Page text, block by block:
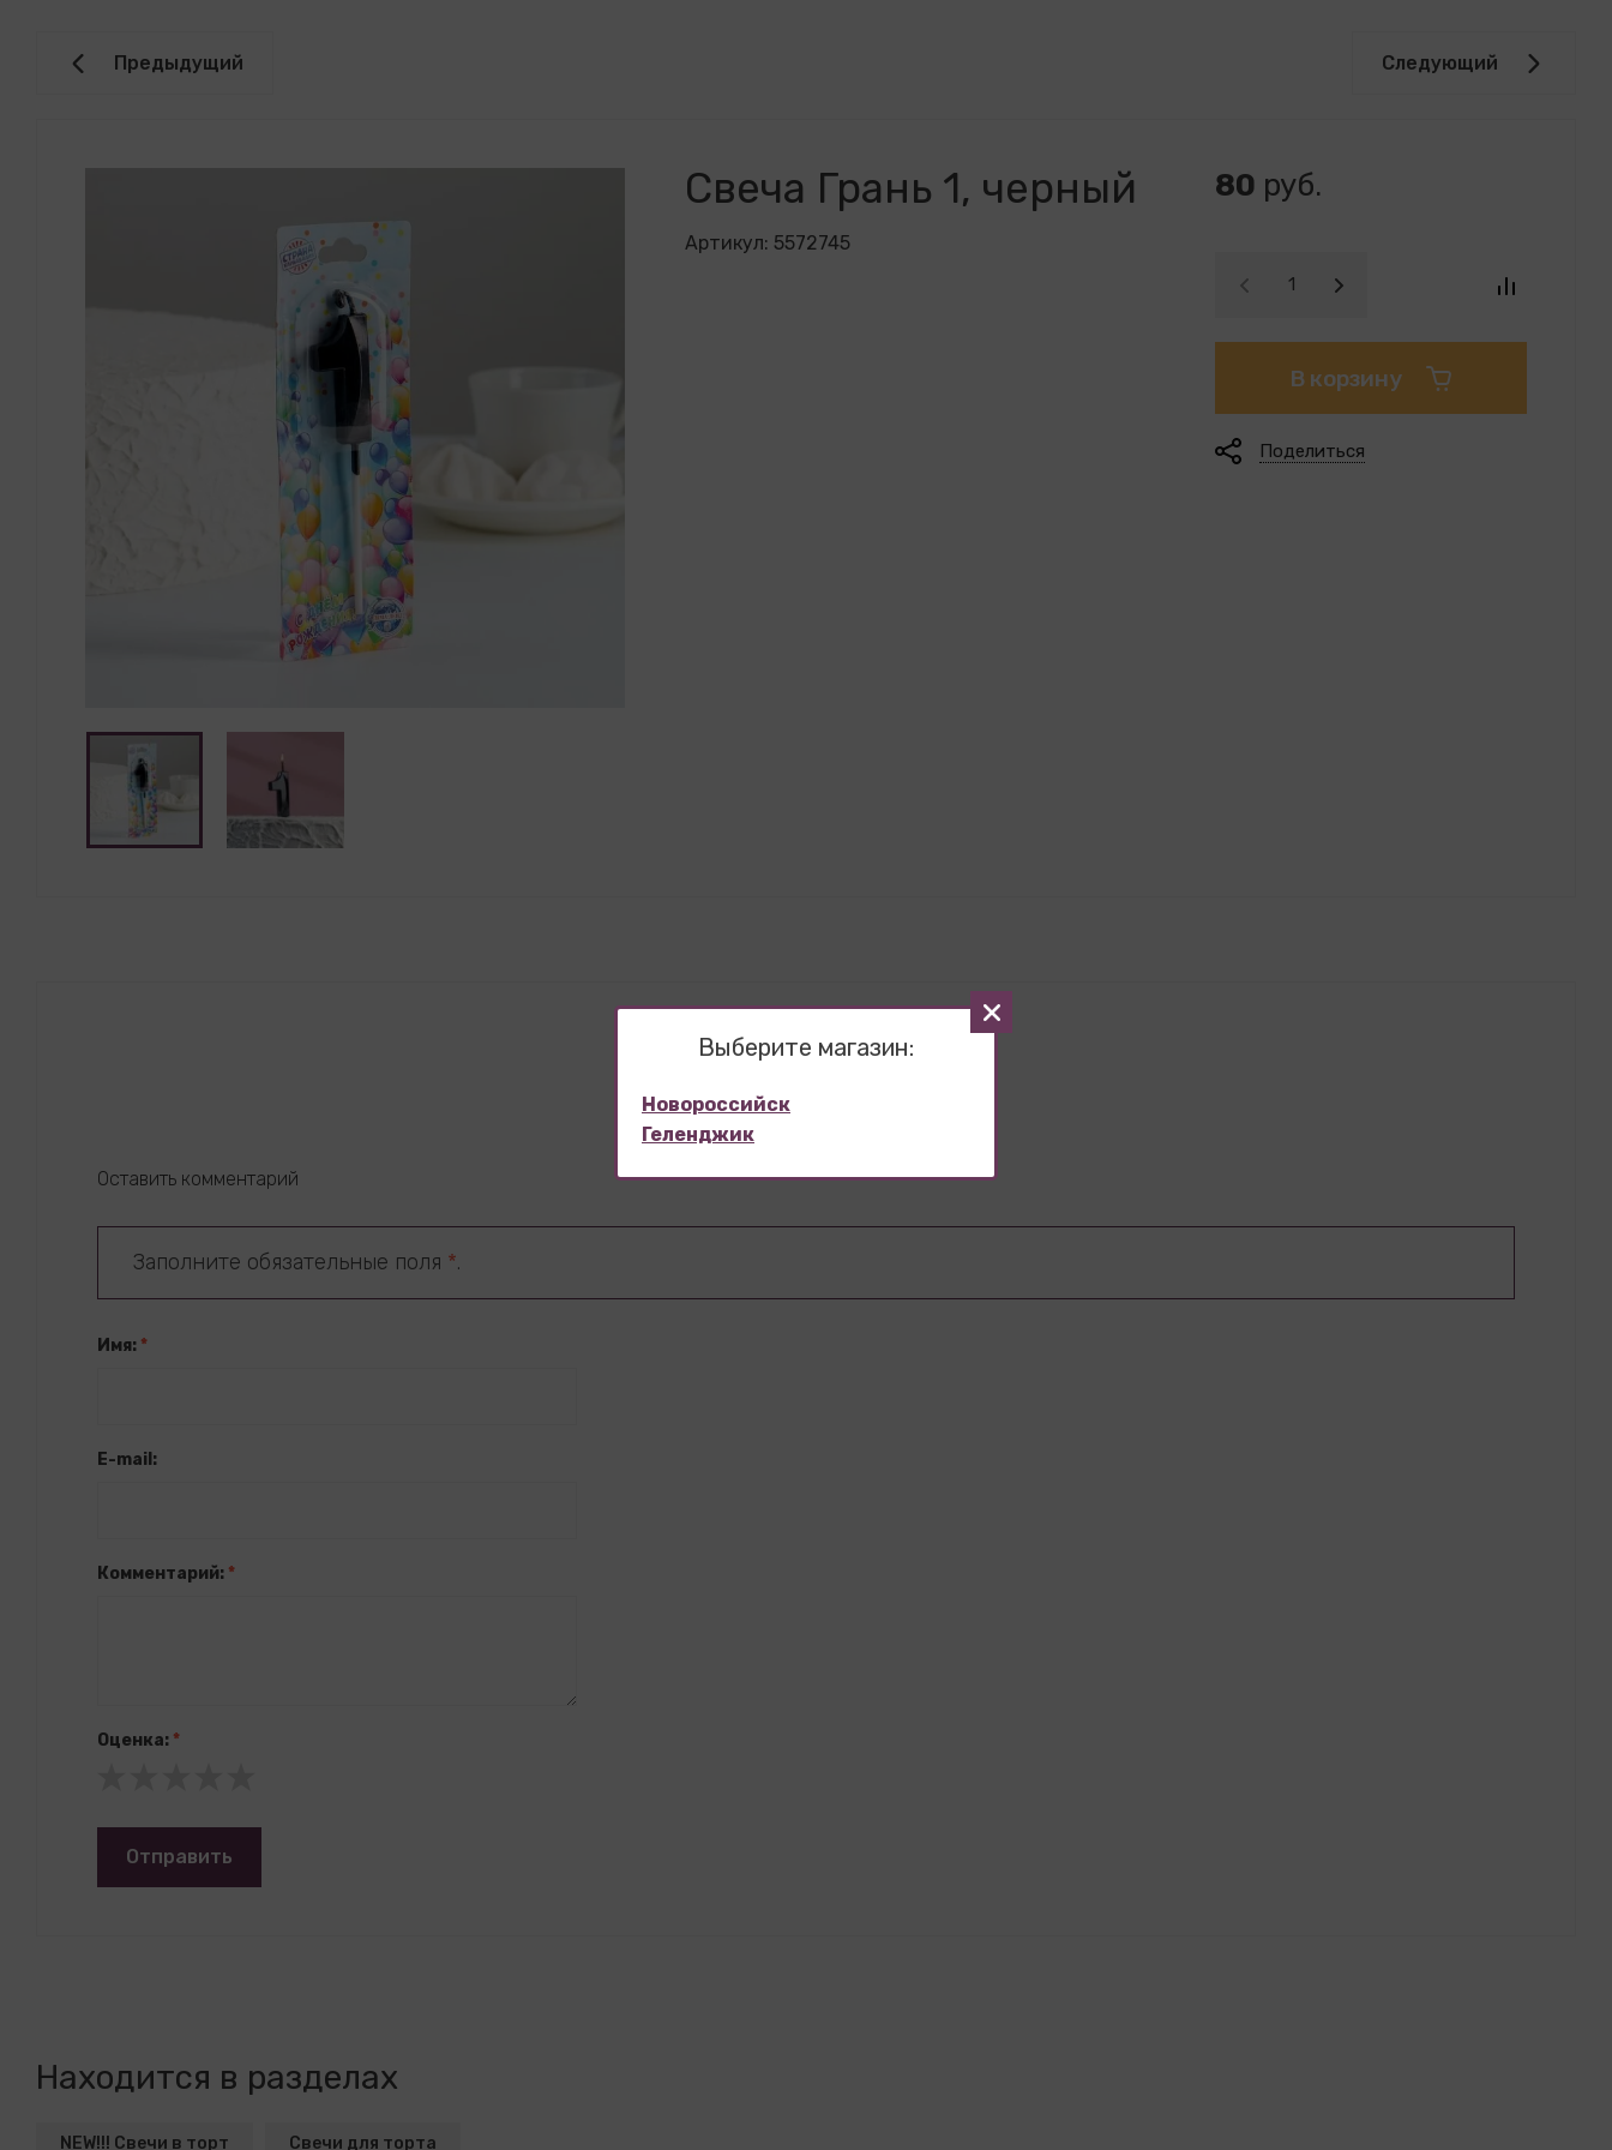
Предыдущий Следующий
Свеча Грань 1, черный
Артикул: 5572745
80 руб.
В корзину
Поделиться
Оставить комментарий
Заполните обязательные поля *.
Имя: *
E-mail:
Комментарий: *
Оценка: *
Отправить
Находится в разделах
NEW!!! Свечи в торт Свечи для торта
Выберите магазин:
Новороссийск
Геленджик